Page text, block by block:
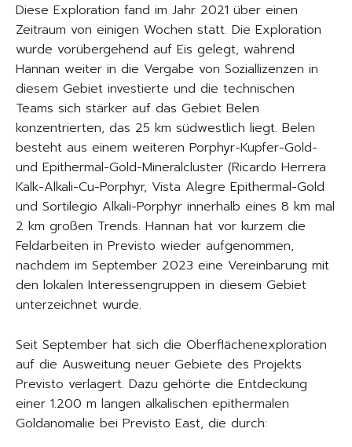
Diese Exploration fand im Jahr 2021 über einen
Zeitraum von einigen Wochen statt. Die Exploration
wurde vorübergehend auf Eis gelegt, während
Hannan weiter in die Vergabe von Soziallizenzen in
diesem Gebiet investierte und die technischen
Teams sich stärker auf das Gebiet Belen
konzentrierten, das 25 km südwestlich liegt. Belen
besteht aus einem weiteren Porphyr-Kupfer-Gold-
und Epithermal-Gold-Mineralcluster (Ricardo Herrera
Kalk-Alkali-Cu-Porphyr, Vista Alegre Epithermal-Gold
und Sortilegio Alkali-Porphyr innerhalb eines 8 km mal
2 km großen Trends. Hannan hat vor kurzem die
Feldarbeiten in Previsto wieder aufgenommen,
nachdem im September 2023 eine Vereinbarung mit
den lokalen Interessengruppen in diesem Gebiet
unterzeichnet wurde.
Seit September hat sich die Oberflächenexploration
auf die Ausweitung neuer Gebiete des Projekts
Previsto verlagert. Dazu gehörte die Entdeckung
einer 1.200 m langen alkalischen epithermalen
Goldanomalie bei Previsto East, die durch: